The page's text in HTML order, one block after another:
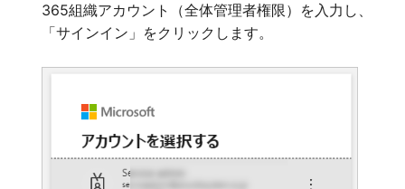
365組織アカウント（全体管理者権限）を入力し、
「サインイン」をクリックします。